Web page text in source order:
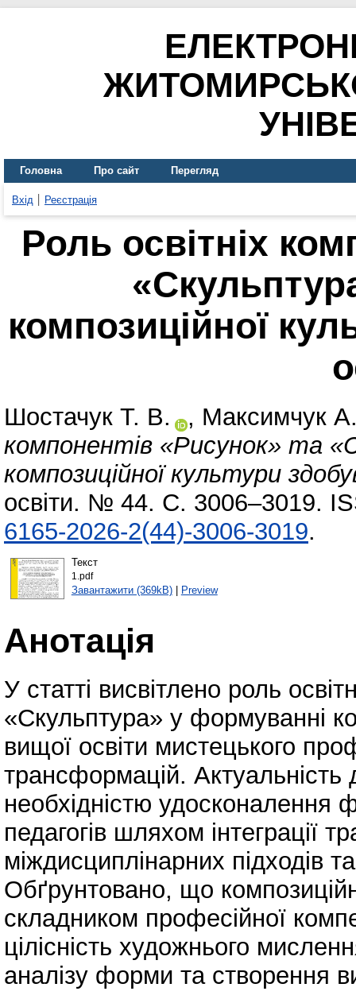
Головна Про сайт Перегляд
Вхід Реєстрація
Роль освітніх
композиційної
Шостачук Т. В. , Максимчук
компонентів «Рисунок» та
композиційної культури
освіти. № 44. С. 3006–3019.
6165-2026-2(44)-3006-3019.
Текст
1.pdf
Завантажити (369kB)| Preview
Анотація
У статті висвітлено роль
«Скульптура» у формуванні
вищої освіти мистецького
трансформацій.
необхідністю удосконалення
педагогів шляхом інтеграції
міждисциплінарних підходів
Обґрунтовано, що
складником професійної
цілісність художнього
аналізу форми та створення